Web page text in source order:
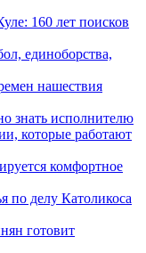
160 лет поисков
единоборства,
нашествия
знать исполнителю
которые работают
комфортное
по делу Католикоса
готовит